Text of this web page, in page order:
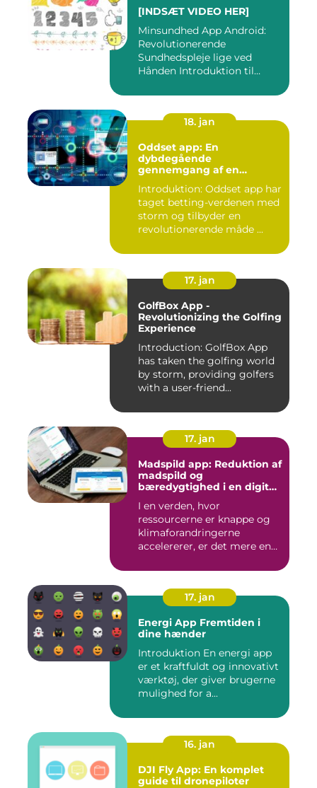
[INDSÆT VIDEO HER]
Minsundhed App Android:
Revolutionerende
Sundhedspleje lige ved
Hånden Introduktion til
18. jan
Oddset app: En
dybdegående
gennemgang af en
Introduktion: Oddset app har
taget betting-verdenen med
storm og tilbyder en
revolutionerende måde ...
17. jan
GolfBox App -
Revolutionizing the Golfing
Experience
Introduction: GolfBox App
has taken the golfing world
by storm, providing golfers
with a user-friend...
17. jan
Madspild app: Reduktion af
madspild og
bæredygtighed i en digital
I en verden, hvor
ressourcerne er knappe og
klimaforandringerne
accelererer, er det mere end
17. jan
Energi App Fremtiden i
dine hænder
Introduktion En energi app
er et kraftfuldt og innovativt
værktøj, der giver brugerne
mulighed for a...
16. jan
DJI Fly App: En komplet
guide til dronepiloter